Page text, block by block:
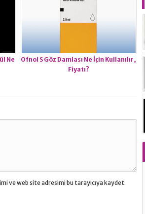
Ne
Ofnol S Göz Damlası Ne İçin Kullanılır,
Fiyatı?
ve web site adresimi bu tarayıcıya kaydet.